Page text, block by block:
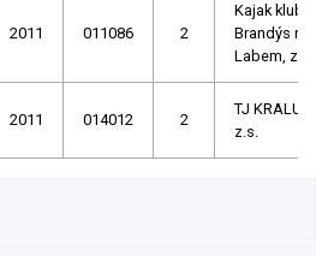
2011 011086 2
Kajak klub
Brandýs
Labem, z. s.
2011 014012 2
TJ
z.s.